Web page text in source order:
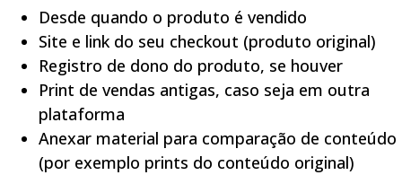
Desde quando o produto é vendido
Site e link do seu checkout (produto original)
Registro de dono do produto, se houver
Print de vendas antigas, caso seja em outra
plataforma
Anexar material para comparação de conteúdo
(por exemplo prints do conteúdo original)